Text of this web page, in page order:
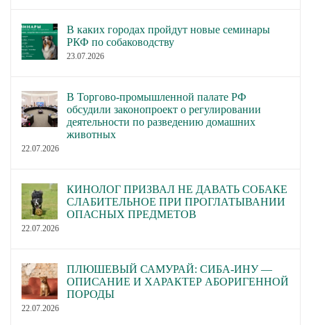
В каких городах пройдут новые семинары
РКФ по собаководству
23.07.2026
В Торгово-промышленной палате РФ
обсудили законопроект о регулировании
деятельности по разведению домашних
животных
22.07.2026
КИНОЛОГ ПРИЗВАЛ НЕ ДАВАТЬ СОБАКЕ
СЛАБИТЕЛЬНОЕ ПРИ ПРОГЛАТЫВАНИИ
ОПАСНЫХ ПРЕДМЕТОВ
22.07.2026
ПЛЮШЕВЫЙ САМУРАЙ: СИБА-ИНУ —
ОПИСАНИЕ И ХАРАКТЕР АБОРИГЕННОЙ
ПОРОДЫ
22.07.2026